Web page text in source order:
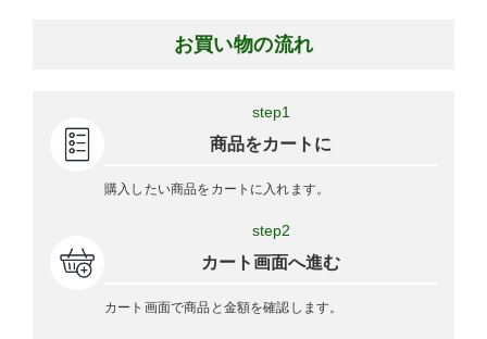
お買い物の流れ
step1
商品をカートに
購入したい商品をカートに入れます。
step2
カート画面へ進む
カート画面で商品と金額を確認します。